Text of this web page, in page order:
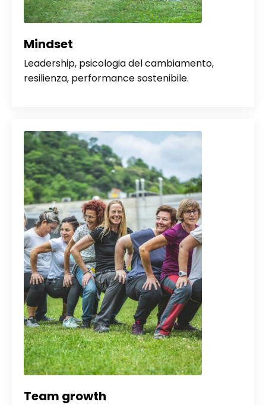
Mindset
Leadership, psicologia del cambiamento,
resilienza, performance sostenibile.
Team growth